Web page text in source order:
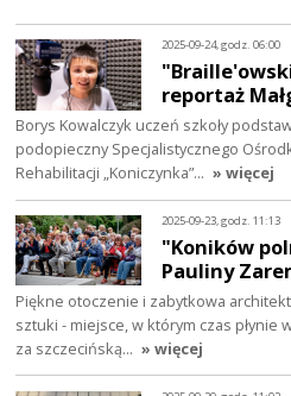
2025-09-24, godz. 06:00
reportaż
Borys Kowalczyk uczeń szkoły
podopieczny Specjalistycznego
Rehabilitacji „Koniczynka”… » więcej
2025-09-23, godz. 11:13
"Koników
Pauliny
Piękne otoczenie i zabytkowa
sztuki - miejsce, w którym czas płynie
za szczecińską… » więcej